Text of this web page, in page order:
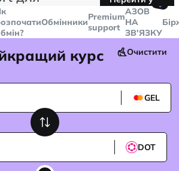
Telegram
ОбмінникиPremium
support
🤙
AЗОВ
НА
ЗВ'ЯЗКУ
курс Очистити
GEL
DOT